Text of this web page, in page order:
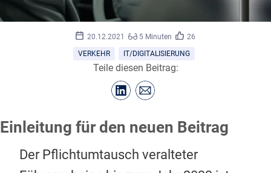
20.12.2021 5 Minuten
26
VERKEHR
IT/DIGITALISIERUNG
Teile diesen Beitrag:
Einleitung für den neuen Beitrag
Der Pflichtumtausch veralteter